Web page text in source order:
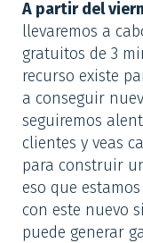
A partir del
llevaremos a
gratuitos de 3
recurso existe
a conseguir
seguiremos
clientes y veas
para construir
eso que
con este nuevo
puede generar